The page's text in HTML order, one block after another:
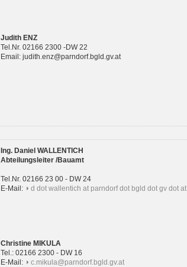
Judith ENZ
Tel.Nr. 02166 2300 -DW 22
Email: judith.enz@parndorf.bgld.gv.at
Ing. Daniel WALLENTICH
Abteilungsleiter /Bauamt
Tel.Nr. 02166 23 00 - DW 24
E-Mail:
d dot wallentich at parndorf dot bgld dot gv dot at
Christine MIKULA
Tel.: 02166 2300 - DW 16
E-Mail:
c.mikula@parndorf.bgld.gv.at